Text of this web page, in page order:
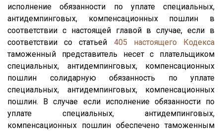
исполнение обязанности по уплате специальных,
антидемпинговых, компенсационных пошлин в
соответствии с настоящей главой в случае, если в
соответствии со статьей 405
настоящего Кодекса
таможенный представитель несет с плательщиком
специальных, антидемпинговых, компенсационных
пошлин солидарную обязанность по уплате
специальных, антидемпинговых, компенсационных
пошлин. В случае если исполнение обязанности по
уплате специальных, антидемпинговых,
компенсационных пошлин обеспечено таможенным